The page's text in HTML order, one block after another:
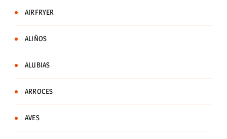
AIRFRYER
ALIÑOS
ALUBIAS
ARROCES
AVES